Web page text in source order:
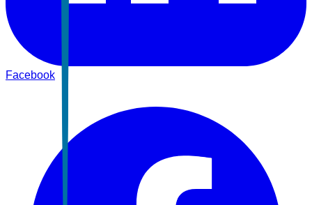
Facebook